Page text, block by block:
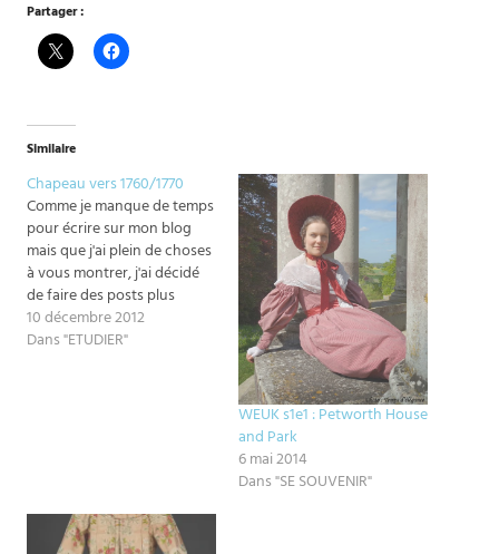
Partager :
Similaire
Chapeau vers 1760/1770
Comme je manque de temps
pour écrire sur mon blog
mais que j'ai plein de choses
à vous montrer, j'ai décidé
de faire des posts plus
courts pour vous montrer
toutes les jolies choses que
10 décembre 2012
Dans "ETUDIER"
WEUK s1e1 : Petworth House
and Park
6 mai 2014
Dans "SE SOUVENIR"